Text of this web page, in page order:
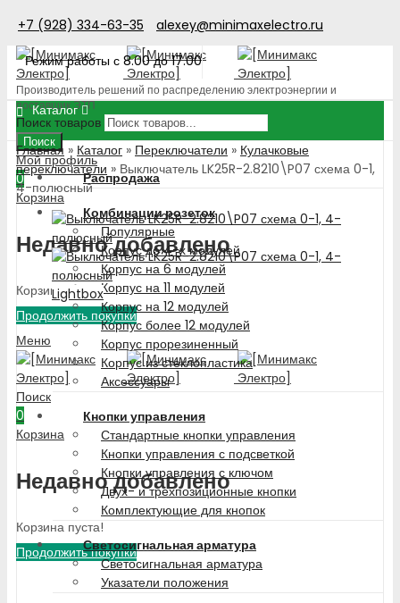
+7 (928) 334-63-35
alexey@minimaxelectro.ru
Режим работы с 8.00 до 17.00
Производитель решений по распределению электроэнергии и
поставщик ЭТП
Поиск товаров
Поиск
Мой профиль
0
Корзина
Недавно добавлено
Корзина пуста!
Продолжить покупки
Меню
Поиск
0
Корзина
Недавно добавлено
Корзина пуста!
Продолжить покупки
Каталог
Распродажа
Комбинации розеток
Популярные
Корпус до 4-х модулей
Корпус на 6 модулей
Корпус на 11 модулей
Корпус на 12 модулей
Корпус более 12 модулей
Корпус прорезиненный
Корпус из стеклопластика
Аксессуары
Кнопки управления
Стандартные кнопки управления
Кнопки управления с подсветкой
Кнопки управления с ключом
Двух- и трехпозиционные кнопки
Комплектующие для кнопок
Светосигнальная арматура
Светосигнальная арматура
Указатели положения
Главная » Каталог » Переключатели » Кулачковые
переключатели » Выключатель LK25R-2.8210\P07 схема 0-1,
4-полюсный
Lightbox